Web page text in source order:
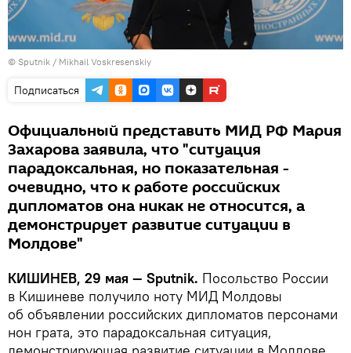
© Sputnik / Mikhail Voskresenskiy
Подписаться
Официальный представить МИД РФ Мария
Захарова заявила, что "ситуация
парадоксальная, но показательная -
очевидно, что к работе российских
дипломатов она никак не относится, а
демонстрирует развитие ситуации в
Молдове"
КИШИНЕВ, 29 мая — Sputnik. Посольство России
в Кишиневе получило ноту МИД Молдовы
об объявлении российских дипломатов персонами
нон грата, это парадоксальная ситуация,